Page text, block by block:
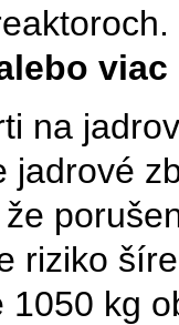
viac
na
jadrové
riziko
kg